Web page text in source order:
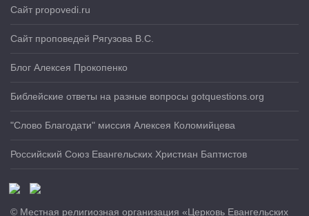
Сайт propovedi.ru
Сайт проповедей Рягузова В.С.
Блог Алексея Прокопенко
Библейские ответы на разные вопросы gotquestions.org
"Слово Благодати" миссия Алексея Коломийцева
Российский Союз Евангельских Христиан Баптистов
© Местная религиозная организация «Церковь Евангельских